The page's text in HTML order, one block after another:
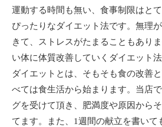
運動する時間も無い、食事制限はと
ぴったりなダイエット法です。無理
きて、ストレスがたまることもあり
い体に体質改善していくダイエット法
ダイエットとは、そもそも食の改善
べては食生活から始まります。当店
グを受けて頂き、肥満度や原因から
てます。また、1週間の献立を書いて